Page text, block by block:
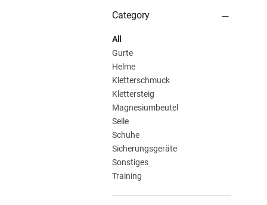
Category
All
Gurte
Helme
Kletterschmuck
Klettersteig
Magnesiumbeutel
Seile
Schuhe
Sicherungsgeräte
Sonstiges
Training